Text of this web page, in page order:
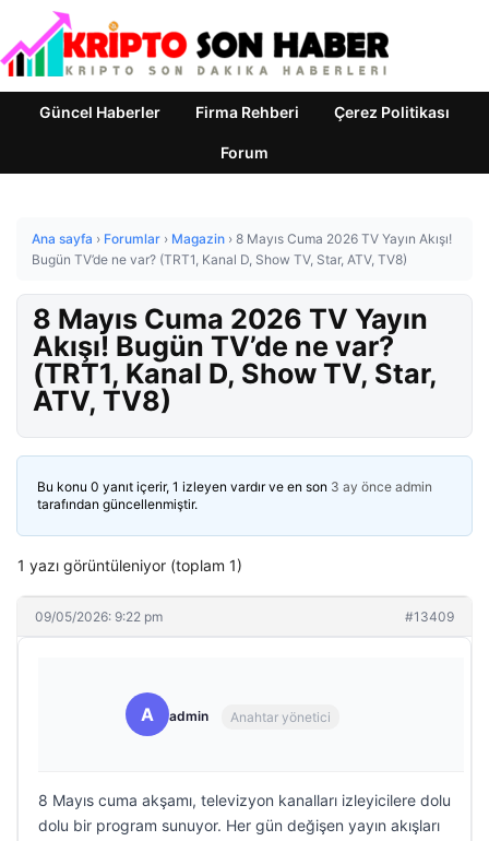
Güncel Haberler Firma Rehberi Çerez Politikası
Forum
Ana sayfa › Forumlar › Magazin › 8 Mayıs Cuma 2026 TV Yayın Akışı!
Bugün TV’de ne var? (TRT1, Kanal D, Show TV, Star, ATV, TV8)
8 Mayıs Cuma 2026 TV Yayın
Akışı! Bugün TV’de ne var?
(TRT1, Kanal D, Show TV, Star,
ATV, TV8)
Bu konu 0 yanıt içerir, 1 izleyen vardır ve en son 3 ay önce admin
tarafından güncellenmiştir.
1 yazı görüntüleniyor (toplam 1)
09/05/2026: 9:22 pm #13409
A admin Anahtar yönetici
8 Mayıs cuma akşamı, televizyon kanalları izleyicilere dolu
dolu bir program sunuyor. Her gün değişen yayın akışları